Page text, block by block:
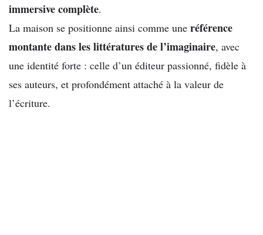
immersive complète.
La maison se positionne ainsi comme une référence
montante dans les littératures de l’imaginaire, avec
une identité forte : celle d’un éditeur passionné, fidèle à
ses auteurs, et profondément attaché à la valeur de
l’écriture.